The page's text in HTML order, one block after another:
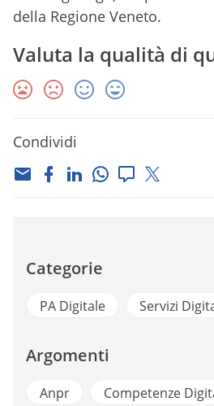
della Regione Veneto.
Valuta la qualità di
Condividi
Categorie
PA Digitale Servizi
Argomenti
Anpr Competenze